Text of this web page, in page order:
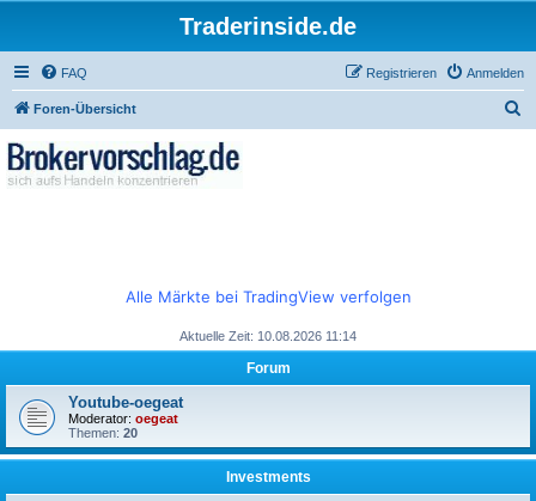
Traderinside.de
FAQ Anmelden
Registrieren
Foren-Übersicht
Alle Märkte bei TradingView verfolgen
Aktuelle Zeit: 10.08.2026 11:14
Forum
Youtube-oegeat
Moderator: oegeat
Themen: 20
Investments